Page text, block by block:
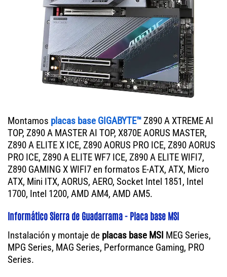
Montamos placas base GIGABYTE™Z890 A XTREME AI
TOP, Z890 A MASTER AI TOP, X870E AORUS MASTER,
Z890 A ELITE X ICE, Z890 AORUS PRO ICE, Z890 AORUS
PRO ICE, Z890 A ELITE WF7 ICE, Z890 A ELITE WIFI7,
Z890 GAMING X WIFI7 en formatos E-ATX, ATX, Micro
ATX, Mini ITX, AORUS, AERO, Socket Intel 1851, Intel
1700, Intel 1200, AMD AM4, AMD AM5.
Informático Sierra de Guadarrama - Placa base MSI
Instalación y montaje de placas base MSI MEG Series,
MPG Series, MAG Series, Performance Gaming, PRO
Series.